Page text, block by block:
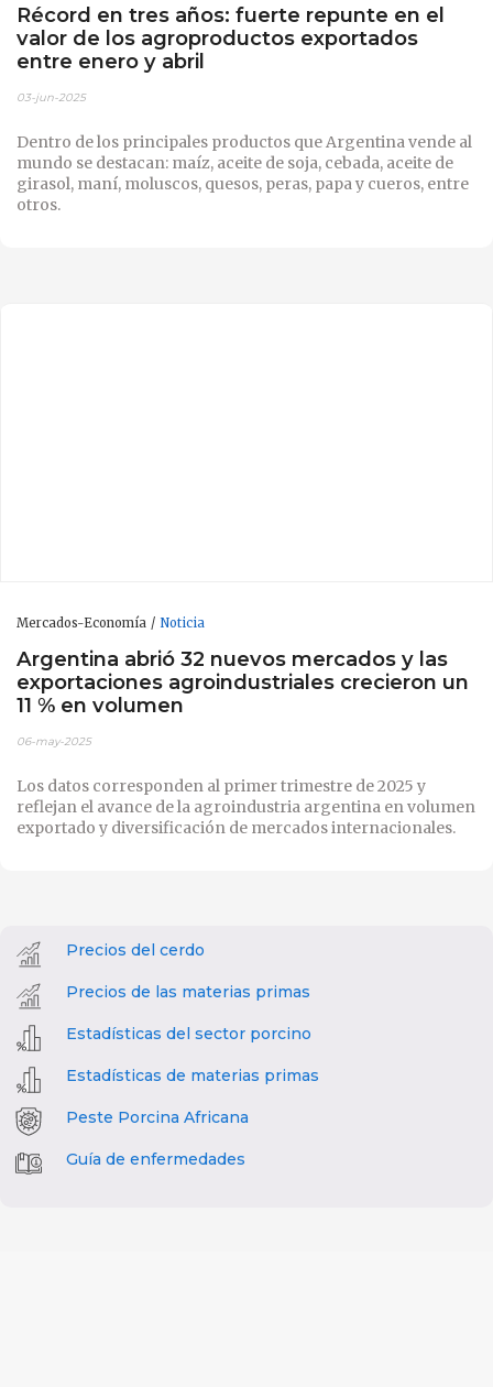
Récord en tres años: fuerte repunte en el
valor de los agroproductos exportados
entre enero y abril
03-jun-2025
Dentro de los principales productos que Argentina vende al
mundo se destacan: maíz, aceite de soja, cebada, aceite de
girasol, maní, moluscos, quesos, peras, papa y cueros, entre
otros.
Mercados-Economía Noticia
Argentina abrió 32 nuevos mercados y las
exportaciones agroindustriales crecieron un
11 % en volumen
06-may-2025
Los datos corresponden al primer trimestre de 2025 y
reflejan el avance de la agroindustria argentina en volumen
exportado y diversificación de mercados internacionales.
Precios del cerdo
Precios de las materias primas
Estadísticas del sector porcino
Estadísticas de materias primas
Peste Porcina Africana
Guía de enfermedades